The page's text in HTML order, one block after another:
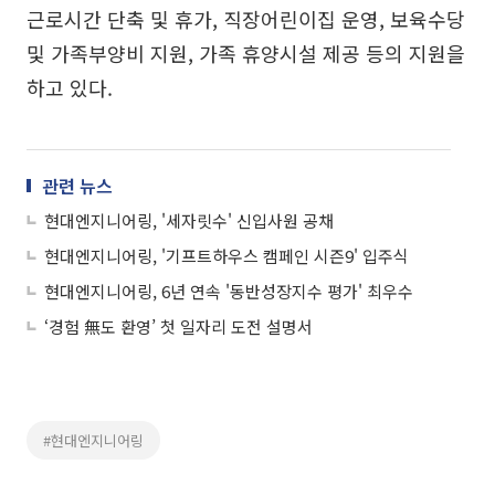
근로시간 단축 및 휴가, 직장어린이집 운영, 보육수당
및 가족부양비 지원, 가족 휴양시설 제공 등의 지원을
하고 있다.
관련 뉴스
현대엔지니어링, '세자릿수' 신입사원 공채
현대엔지니어링, '기프트하우스 캠페인 시즌9' 입주식
현대엔지니어링, 6년 연속 '동반성장지수 평가' 최우수
‘경험 無도 환영’ 첫 일자리 도전 설명서
#현대엔지니어링